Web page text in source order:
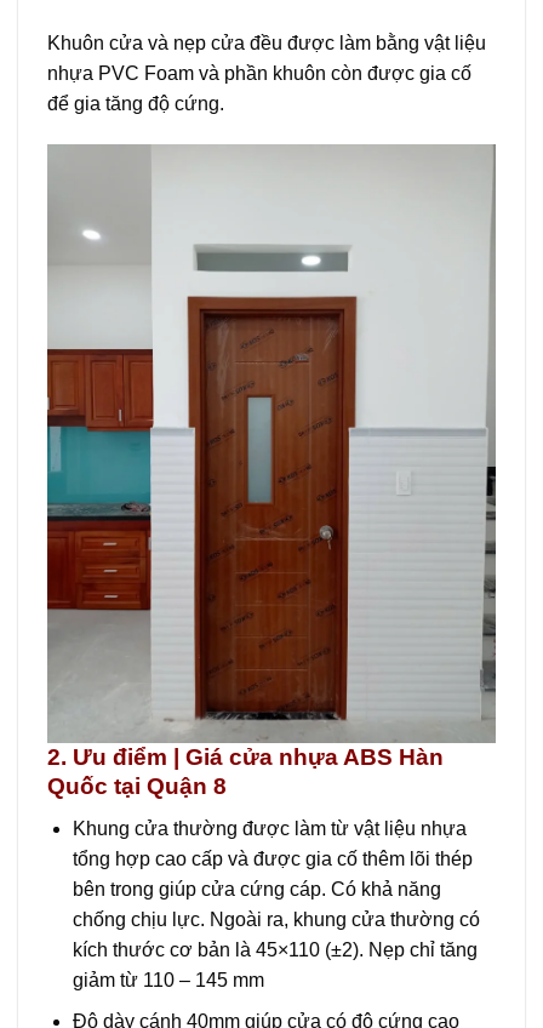
Khuôn cửa và nẹp cửa đều được làm bằng vật liệu
nhựa PVC Foam và phần khuôn còn được gia cố
để gia tăng độ cứng.
2. Ưu điểm | Giá cửa nhựa ABS Hàn
Quốc tại Quận 8
Khung cửa thường được làm từ vật liệu nhựa
tổng hợp cao cấp và được gia cố thêm lõi thép
bên trong giúp cửa cứng cáp. Có khả năng
chống chịu lực. Ngoài ra, khung cửa thường có
kích thước cơ bản là 45×110 (±2). Nẹp chỉ tăng
giảm từ 110 – 145 mm
Độ dày cánh 40mm giúp cửa có độ cứng cao